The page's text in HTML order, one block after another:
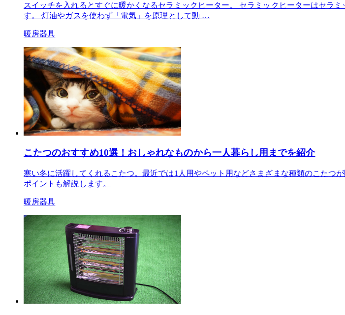
スイッチを入れるとすぐに暖かくなるセラミックヒーター。 セラミックヒーターはセラ
す。 灯油やガスを使わず「電気」を原理として動 …
暖房器具
こたつのおすすめ10選！おしゃれなものから一人暮らし用までを紹介
寒い冬に活躍してくれるこたつ。最近では1人用やペット用などさまざまな種類のこた
ポイントも解説します。
暖房器具